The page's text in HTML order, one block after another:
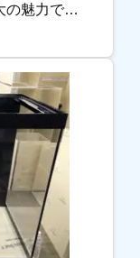
の魅力で
。 […]